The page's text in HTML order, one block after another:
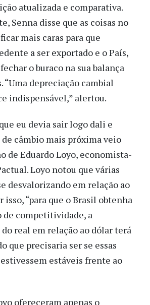
atualizada e comparativa.
Senna disse que as coisas no
mais caras para que
a ser exportado e o País,
o buraco na sua balança
“Uma depreciação cambial
indispensável,” alertou.
eu devia sair logo dali e
de câmbio mais próxima veio
de Eduardo Loyo, economista-
Loyo notou que várias
desvalorizando em relação ao
isso, “para que o Brasil obtenha
de competitividade, a
real em relação ao dólar terá
que precisaria ser se essas
estáveis frente ao
ofereceram apenas o